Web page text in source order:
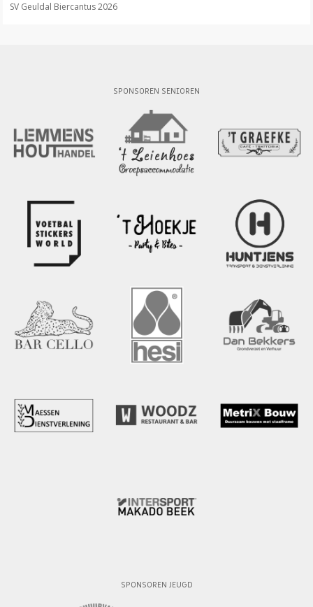
SV Geuldal Biercantus 2026
SPONSOREN SENIOREN
SPONSOREN JEUGD